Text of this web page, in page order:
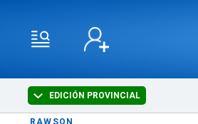
EDICIÓN PROVINCIAL
RAWSON